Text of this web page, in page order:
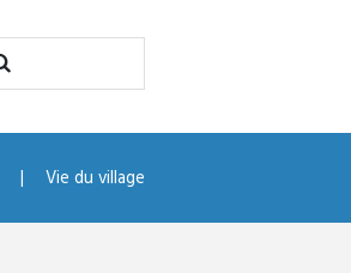
Vie du village